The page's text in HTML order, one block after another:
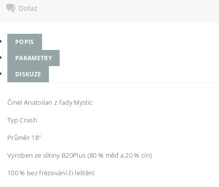
Dotaz
POPIS
PARAMETRY
DISKUZE
Činel Anatolian z řady Mystic
Typ Crash
Průměr 18"
Vyroben ze slitiny B20Plus (80 % měď a 20 % cín)
100 % bez frézování či leštění